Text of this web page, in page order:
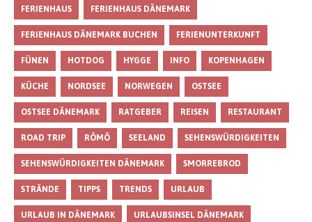
FERIENHAUS FERIENHAUS DÄNEMARK
FERIENHAUS DÄNEMARK BUCHEN FERIENUNTERKUNFT
FÜNEN HOTDOG HYGGE INFO KOPENHAGEN
KÜCHE NORDSEE NORWEGEN OSTSEE
OSTSEE DÄNEMARK RATGEBER REISEN RESTAURANT
ROAD TRIP RÖMÖ SEELAND SEHENSWÜRDIGKEITEN
SEHENSWÜRDIGKEITEN DÄNEMARK SMORREBROD
STRÄNDE TIPPS TRENDS URLAUB
URLAUB IN DÄNEMARK URLAUBSINSEL DÄNEMARK